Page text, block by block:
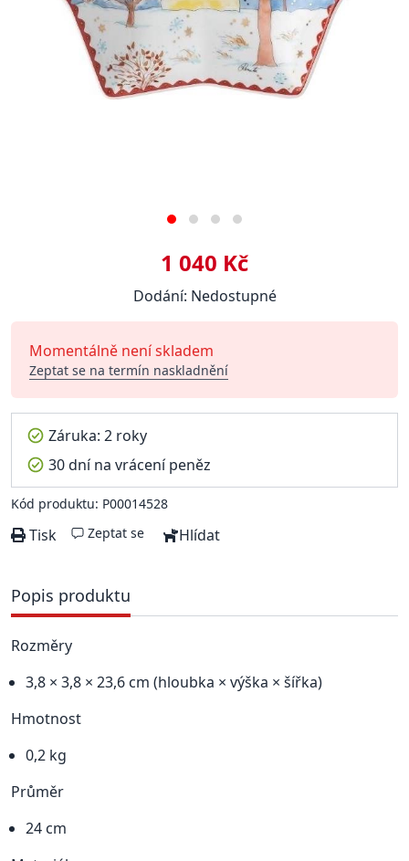
1 040 Kč
Dodání: Nedostupné
Momentálně není skladem
Zeptat se na termín naskladnění
Záruka: 2 roky
30 dní na vrácení peněz
Kód produktu: P00014528
Tisk Zeptat se Hlídat
Popis produktu
Rozměry
3,8 × 3,8 × 23,6 cm (hloubka × výška × šířka)
Hmotnost
0,2 kg
Průměr
24 cm